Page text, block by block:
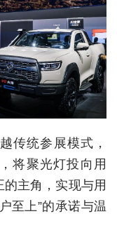
传统参展模式，
将聚光灯投向用
主角，实现与用
至上”的承诺与温